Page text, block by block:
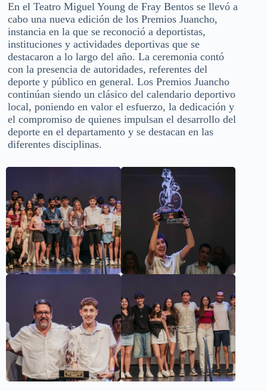
En el Teatro Miguel Young de Fray Bentos se llevó a
cabo una nueva edición de los Premios Juancho,
instancia en la que se reconoció a deportistas,
instituciones y actividades deportivas que se
destacaron a lo largo del año. La ceremonia contó
con la presencia de autoridades, referentes del
deporte y público en general. Los Premios Juancho
continúan siendo un clásico del calendario deportivo
local, poniendo en valor el esfuerzo, la dedicación y
el compromiso de quienes impulsan el desarrollo del
deporte en el departamento y se destacan en las
diferentes disciplinas.